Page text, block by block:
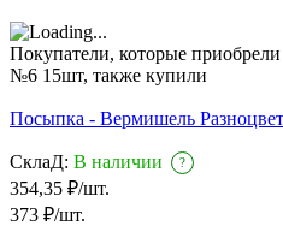
Покупатели, которые
№6 15шт, также купили
Посыпка - Вермишель
СклаД: В наличии ?
354,35 ₽/шт.
373 ₽/шт.